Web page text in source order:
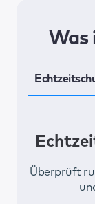
Was
Überprüft